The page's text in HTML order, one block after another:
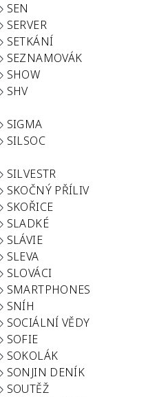
SEN
SERVER
SETKÁNÍ
SEZNAMOVÁK
SHOW
SHV
SIGMA
SILSOC
SILVESTR
SKOČNÝ PŘÍLIV
SKOŘICE
SLADKÉ
SLÁVIE
SLEVA
SLOVÁCI
SMARTPHONES
SNÍH
SOCIÁLNÍ VĚDY
SOFIE
SOKOLÁK
SONJIN DENÍK
SOUTĚŽ